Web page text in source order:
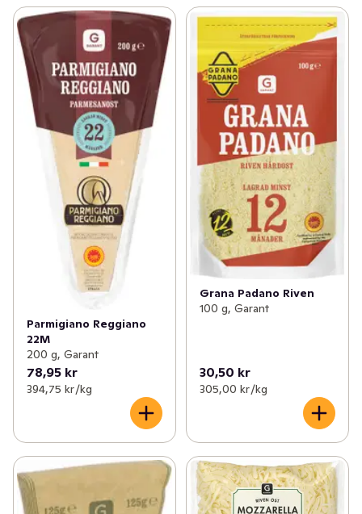
Parmigiano Reggiano
22M
200 g, Garant
78,95 kr
394,75 kr /kg
Grana Padano Riven
100 g, Garant
30,50 kr
305,00 kr /kg